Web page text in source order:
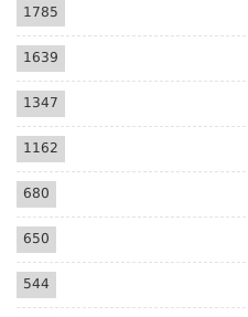
1785
1639
1347
1162
680
650
544